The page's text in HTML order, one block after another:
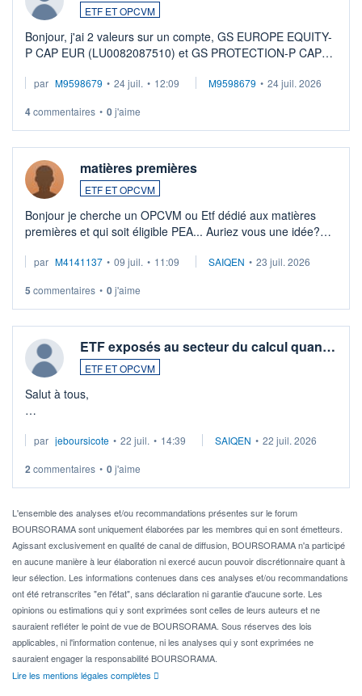
ETF ET OPCVM
Bonjour, j'ai 2 valeurs sur un compte, GS EUROPE EQUITY-
P CAP EUR (LU0082087510) et GS PROTECTION-P CAP
veux procéder à la vente, on me signale ...
par M9598679 • 24 juil. • 12:09 M9598679 • 24 juil. 2026
4commentaires • 0j'aime
matières premières
ETF ET OPCVM
Bonjour je cherche un OPCVM ou Etf dédié aux matières
premières et qui soit éligible PEA... Auriez vous une idée?
par M4141137 • 09 juil. • 11:09 SAIQEN • 23 juil. 2026
5 commentaires • 0j'aime
ETF exposés au secteur du calcul quan…
ETF ET OPCVM
Salut à tous,
via un ETF plutôt que des actions individuelles.
Idéalement, je voudrais qu'il soit éligible au PEA.
Pour l' ...
par jeboursicote • 22 juil. • 14:39 SAIQEN • 22 juil. 2026
2 commentaires • 0j'aime
L'ensemble des analyses et/ou recommandations présentes sur le forum
BOURSORAMA sont uniquement élaborées par les membres qui en sont émetteurs.
Agissant exclusivement en qualité de canal de diffusion, BOURSORAMA n'a participé
en aucune manière à leur élaboration ni exercé aucun pouvoir discrétionnaire quant à
leur sélection. Les informations contenues dans ces analyses et/ou recommandations
ont été retranscrites "en l'état", sans déclaration ni garantie d'aucune sorte. Les
opinions ou estimations qui y sont exprimées sont celles de leurs auteurs et ne
sauraient refléter le point de vue de BOURSORAMA. Sous réserves des lois
applicables, ni l'information contenue, ni les analyses qui y sont exprimées ne
sauraient engager la responsabilité BOURSORAMA.
Lire les mentions légales complètes